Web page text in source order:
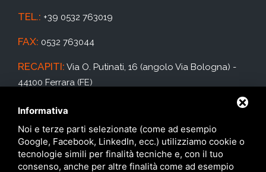
TEL.: +39 0532 763019
FAX: 0532 763044
RECAPITI: Via O. Putinati, 16 (angolo Via Bologna) -
44100 Ferrara (FE)
E-MAIL: info@bulloneriamorelli.it
Informativa
Noi e terze parti selezionate (come ad esempio
Google, Facebook, LinkedIn, ecc.) utilizziamo cookie o
tecnologie simili per finalità tecniche e, con il tuo
consenso, anche per altre finalità come ad esempio